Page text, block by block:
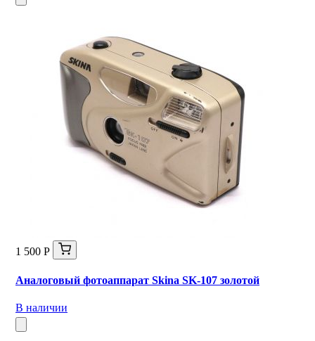
1 500 Р
Аналоговый фотоаппарат Skina SK-107 золотой
В наличии